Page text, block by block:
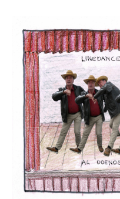
VRIJ WERK
ARCHITECTUUR
CONTACT